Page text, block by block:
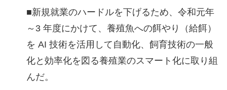
■新規就業のハードルを下げるため、令和元年
～3 年度にかけて、養殖魚への餌やり（給餌）
を AI 技術を活用して自動化、飼育技術の一般
化と効率化を図る養殖業のスマート化に取り組
んだ。